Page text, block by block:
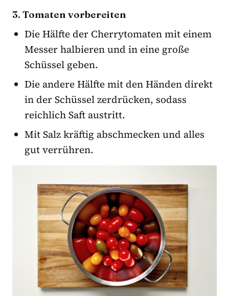
3. Tomaten vorbereiten
Die Hälfte der Cherrytomaten mit einem
Messer halbieren und in eine große
Schüssel geben.
Die andere Hälfte mit den Händen direkt
in der Schüssel zerdrücken, sodass
reichlich Saft austritt.
Mit Salz kräftig abschmecken und alles
gut verrühren.